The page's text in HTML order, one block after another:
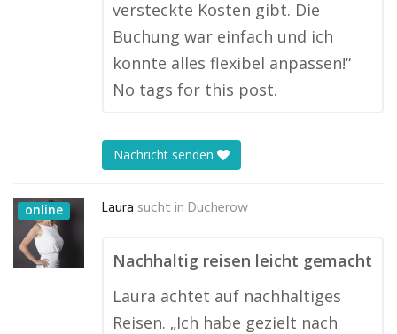
versteckte Kosten gibt. Die
Buchung war einfach und ich
konnte alles flexibel anpassen!“
No tags for this post.
Nachricht senden
online Laura sucht in Ducherow
Nachhaltig reisen leicht gemacht
Laura achtet auf nachhaltiges
Reisen. „Ich habe gezielt nach